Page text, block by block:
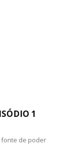
1
fonte de poder